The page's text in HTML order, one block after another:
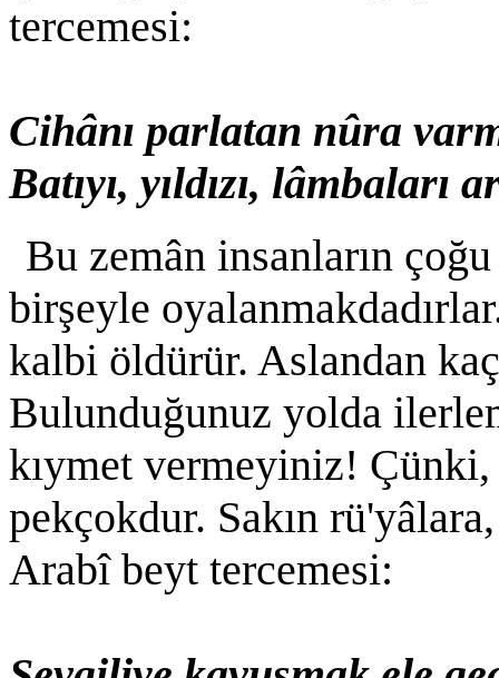
tercemesi:
Cihânı parlatan nûra
Batıyı, yıldızı, lâmbaları
Bu zemân insanların
birşeyle
kalbi öldürür. Aslandan
Bulunduğunuz yolda
kıymet vermeyiniz!
pekçokdur. Sakın
Arabî beyt tercemesi: